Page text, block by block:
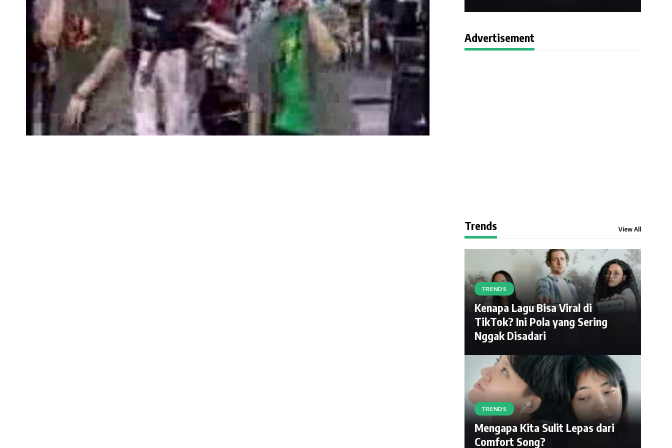
Advertisement
Trends View All
TRENDS
Kenapa Lagu Bisa Viral di
TikTok? Ini Pola yang Sering
Nggak Disadari
TRENDS
Mengapa Kita Sulit Lepas dari
Comfort Song?